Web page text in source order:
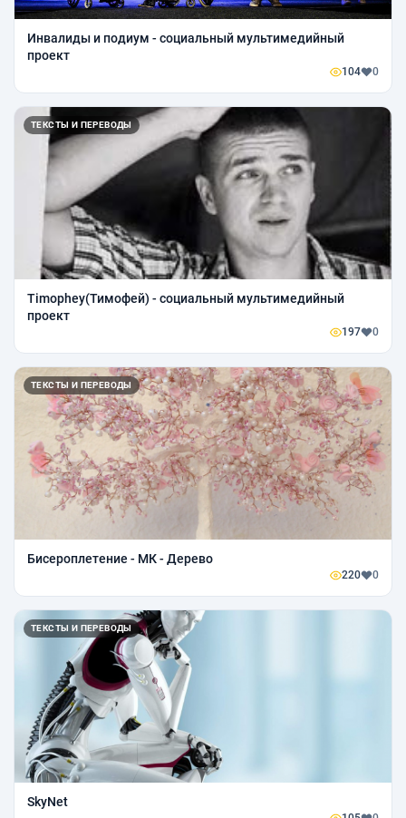
Инвалиды и подиум - социальный мультимедийный
проект
104 0
ТЕКСТЫ И ПЕРЕВОДЫ
Timophey(Тимофей) - социальный мультимедийный
проект
197 0
ТЕКСТЫ И ПЕРЕВОДЫ
Бисероплетение - МК - Дерево
220 0
ТЕКСТЫ И ПЕРЕВОДЫ
SkyNet